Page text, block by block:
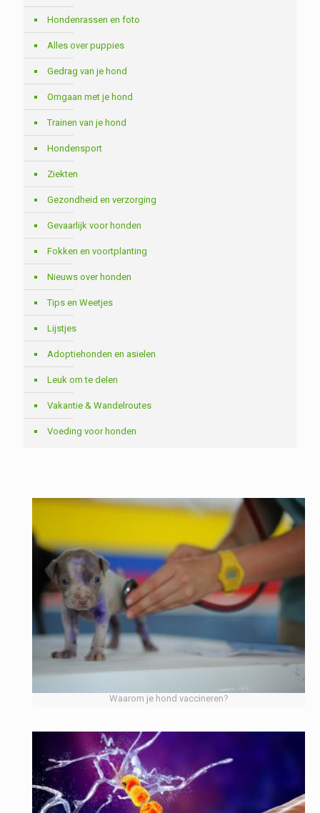
Hondenrassen en foto
Alles over puppies
Gedrag van je hond
Omgaan met je hond
Trainen van je hond
Hondensport
Ziekten
Gezondheid en verzorging
Gevaarlijk voor honden
Fokken en voortplanting
Nieuws over honden
Tips en Weetjes
Lijstjes
Adoptiehonden en asielen
Leuk om te delen
Vakantie & Wandelroutes
Voeding voor honden
Waarom je hond vaccineren?